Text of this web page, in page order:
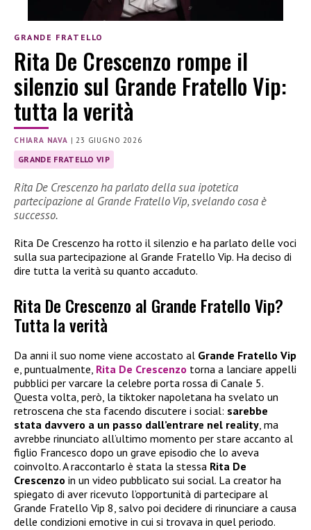
GRANDE FRATELLO
Rita De Crescenzo rompe il
silenzio sul Grande Fratello Vip:
tutta la verità
CHIARA NAVA |23 GIUGNO 2026
GRANDE FRATELLO VIP
Rita De Crescenzo ha parlato della sua ipotetica
partecipazione al Grande Fratello Vip, svelando cosa è
successo.
Rita De Crescenzo ha rotto il silenzio e ha parlato delle voci
sulla sua partecipazione al Grande Fratello Vip. Ha deciso di
dire tutta la verità su quanto accaduto.
Rita De Crescenzo al Grande Fratello Vip?
Tutta la verità
Da anni il suo nome viene accostato al Grande Fratello Vip
e, puntualmente, Rita De Crescenzo torna a lanciare appelli
pubblici per varcare la celebre porta rossa di Canale 5.
Questa volta, però, la tiktoker napoletana ha svelato un
retroscena che sta facendo discutere i social: sarebbe
stata davvero a un passo dall’entrare nel reality, ma
avrebbe rinunciato all’ultimo momento per stare accanto al
figlio Francesco dopo un grave episodio che lo aveva
coinvolto. A raccontarlo è stata la stessa Rita De
Crescenzo in un video pubblicato sui social. La creator ha
spiegato di aver ricevuto l’opportunità di partecipare al
Grande Fratello Vip 8, salvo poi decidere di rinunciare a causa
delle condizioni emotive in cui si trovava in quel periodo.